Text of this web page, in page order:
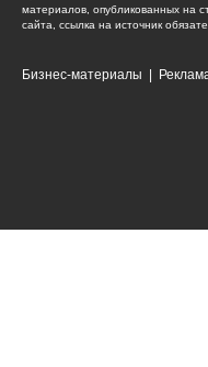
материалов, опубликованных на
сайта, ссылка на источник
Бизнес-материалы